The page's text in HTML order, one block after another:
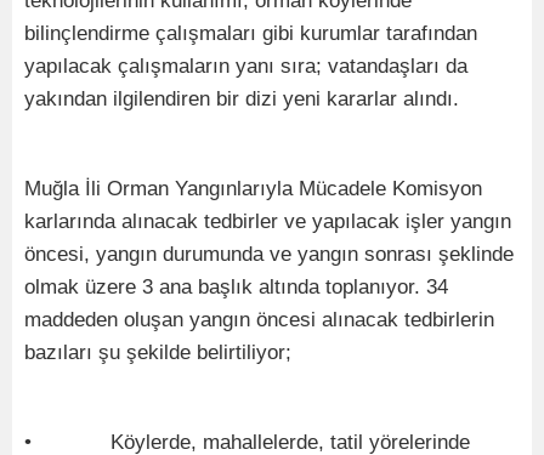
bilinçlendirme çalışmaları gibi kurumlar tarafından
yapılacak çalışmaların yanı sıra; vatandaşları da
yakından ilgilendiren bir dizi yeni kararlar alındı.
Muğla İli Orman Yangınlarıyla Mücadele Komisyon
karlarında alınacak tedbirler ve yapılacak işler yangın
öncesi, yangın durumunda ve yangın sonrası şeklinde
olmak üzere 3 ana başlık altında toplanıyor. 34
maddeden oluşan yangın öncesi alınacak tedbirlerin
bazıları şu şekilde belirtiliyor;
• Köylerde, mahallelerde, tatil yörelerinde